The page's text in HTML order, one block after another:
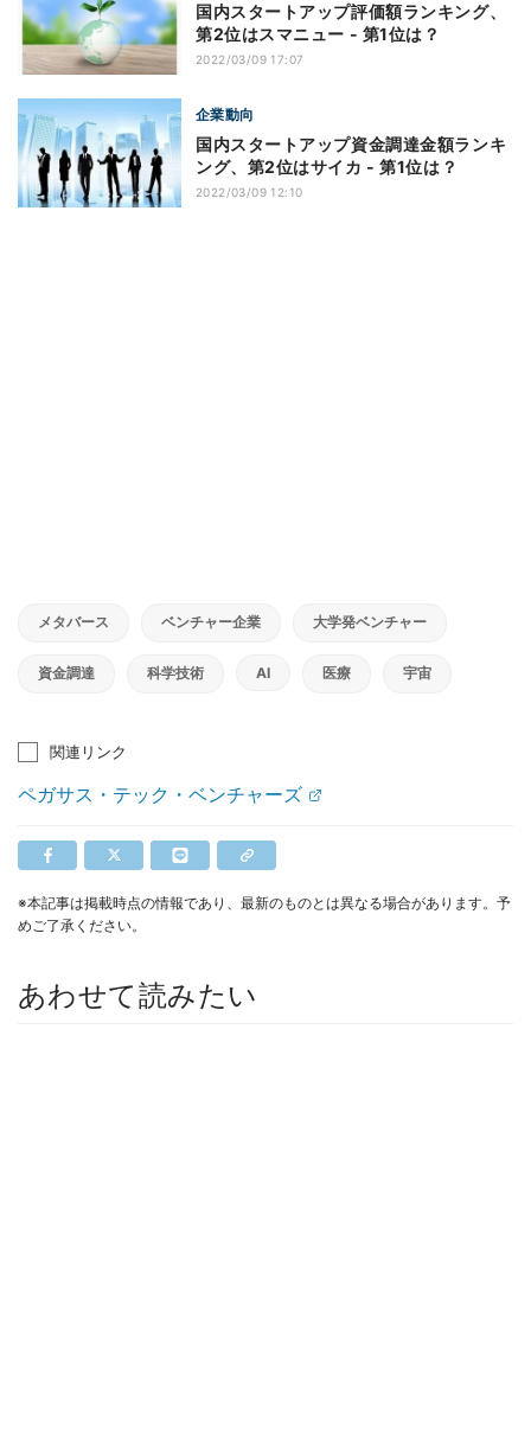
国内スタートアップ評価額ランキング、
第2位はスマニュー - 第1位は？
2022/03/09 17:07
企業動向
国内スタートアップ資金調達金額ランキ
ング、第2位はサイカ - 第1位は？
2022/03/09 12:10
メタバース ベンチャー企業 大学発ベンチャー
資金調達 科学技術 AI 医療 宇宙
関連リンク
ペガサス・テック・ベンチャーズ
※本記事は掲載時点の情報であり、最新のものとは異なる場合があります。予
めご了承ください。
あわせて読みたい